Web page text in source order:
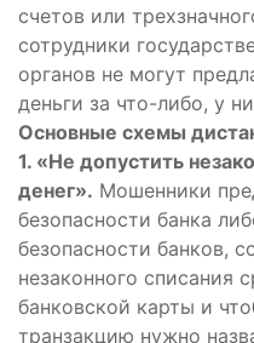
счетов или
сотрудники
органов не могут
деньги за что-либо, у
Основные схемы
1. «Не допустить
денег». Мошенники
безопасности банка
безопасности банков,
незаконного списания
банковской карты и
транзакцию нужно